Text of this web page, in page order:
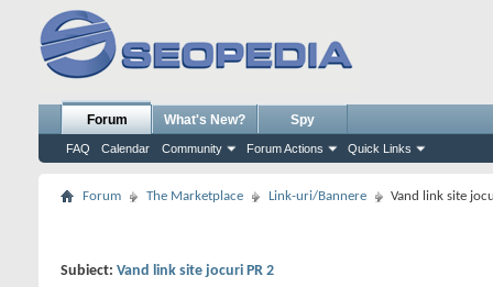
Forum
FAQ Calendar Community Forum Actions Quick Links
What's New? Spy
Forum The Marketplace Link-uri/Bannere Vand link site
Subiect: Vand link site jocuri PR 2